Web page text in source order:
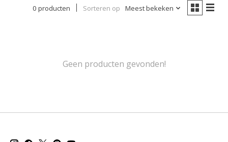
0 producten Sorteren op Meest bekeken
Geen producten gevonden!